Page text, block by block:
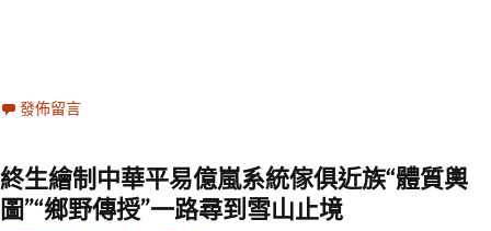
發佈留言
終生繪制中華平易億嵐系統傢俱近族“體質輿
圖”“鄉野傳授”一路尋到雪山止境